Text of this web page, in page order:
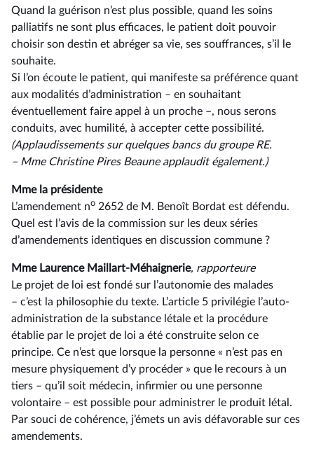
Quand la guérison n’est plus possible, quand les soins
palliatifs ne sont plus efficaces, le patient doit pouvoir
choisir son destin et abréger sa vie, ses souffrances, s’il le
souhaite.
Si l’on écoute le patient, qui manifeste sa préférence quant
aux modalités d’administration –⁠ en souhaitant
éventuellement faire appel à un proche –, nous serons
conduits, avec humilité, à accepter cette possibilité.
(Applaudissements sur quelques bancs du groupe RE.
–⁠ Mme Christine Pires Beaune applaudit également.)
Mme la présidente
L’amendement no 2652 de M. Benoît Bordat est défendu.
Quel est l’avis de la commission sur les deux séries
d’amendements identiques en discussion commune ?
Mme Laurence Maillart-Méhaignerie, rapporteure
Le projet de loi est fondé sur l’autonomie des malades
–⁠ c’est la philosophie du texte. L’article 5 privilégie l’auto-
administration de la substance létale et la procédure
établie par le projet de loi a été construite selon ce
principe. Ce n’est que lorsque la personne « n’est pas en
mesure physiquement d’y procéder » que le recours à un
tiers –⁠ qu’il soit médecin, infirmier ou une personne
volontaire – est possible pour administrer le produit létal.
Par souci de cohérence, j’émets un avis défavorable sur ces
amendements.